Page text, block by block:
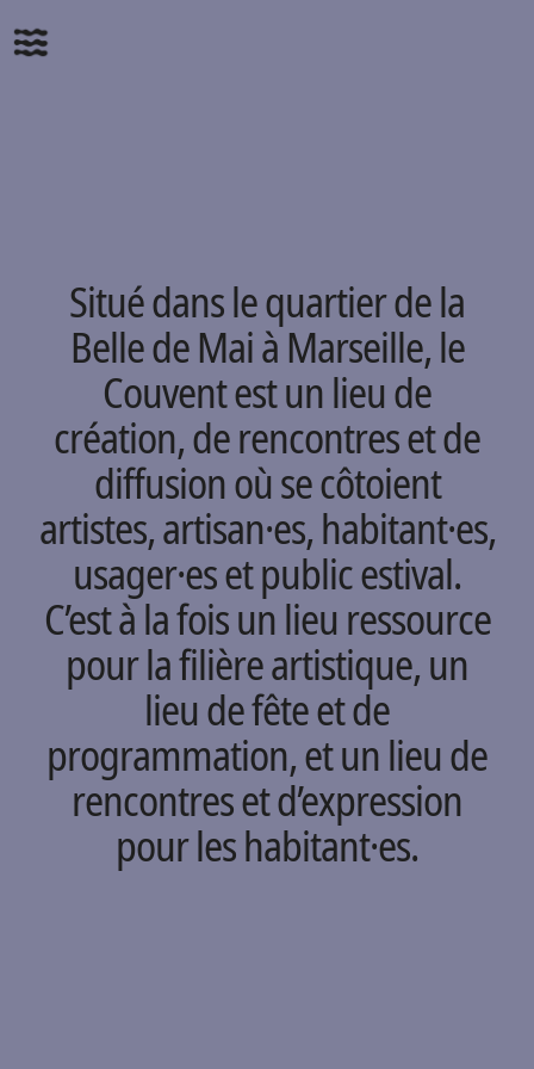
Situé dans le quartier de la
Belle de Mai à Marseille, le
Couvent est un lieu de
création, de rencontres et de
diffusion où se côtoient
artistes, artisan·es, habitant·es,
usager·es et public estival.
C’est à la fois un lieu ressource
pour la filière artistique, un
lieu de fête et de
programmation, et un lieu de
rencontres et d’expression
pour les habitant·es.